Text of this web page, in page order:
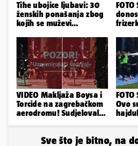
Tihe ubojice ljubavi: 30
ženskih ponašanja zbog
kojih se muževi
VIDEO Makljaža Boysa i
Torcide na zagrebačkom
aerodromu! Sudjelovalo
Ovo
Sve što je bitno, na